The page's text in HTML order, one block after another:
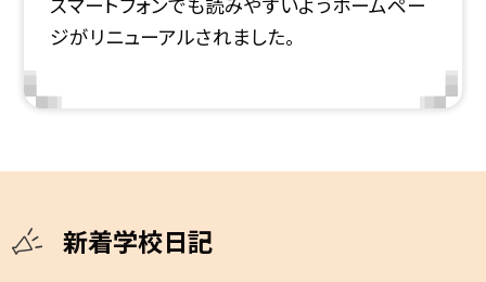
ジがリニューアルされました。
新着学校日記